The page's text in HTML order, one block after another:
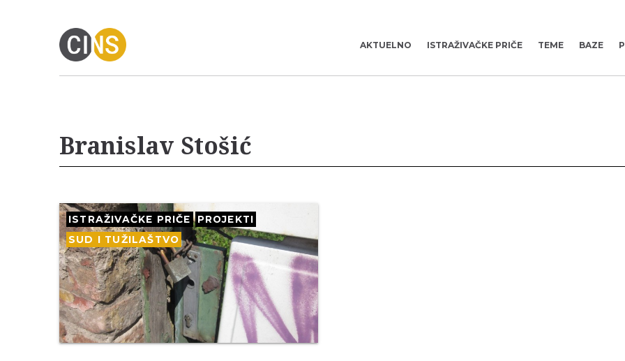
AKTUELNO ISTRAŽIVAČKE PRIČE TEME BAZE
Branislav Stošić
ISTRAŽIVAČKE PRIČE
PROJEKTI
SUD I TUŽILAŠTVO